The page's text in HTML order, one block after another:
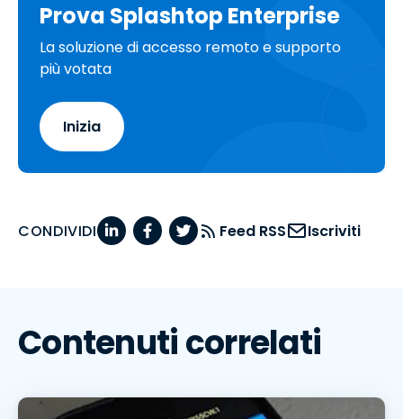
Prova Splashtop Enterprise
La soluzione di accesso remoto e supporto
più votata
Inizia
CONDIVIDI Feed RSS Iscriviti
Contenuti correlati